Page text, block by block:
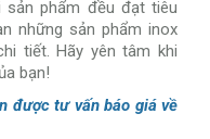
phẩm đều đạt tiêu
những sản phẩm inox
tiết. Hãy yên tâm khi
bạn!
được tư vấn báo giá về